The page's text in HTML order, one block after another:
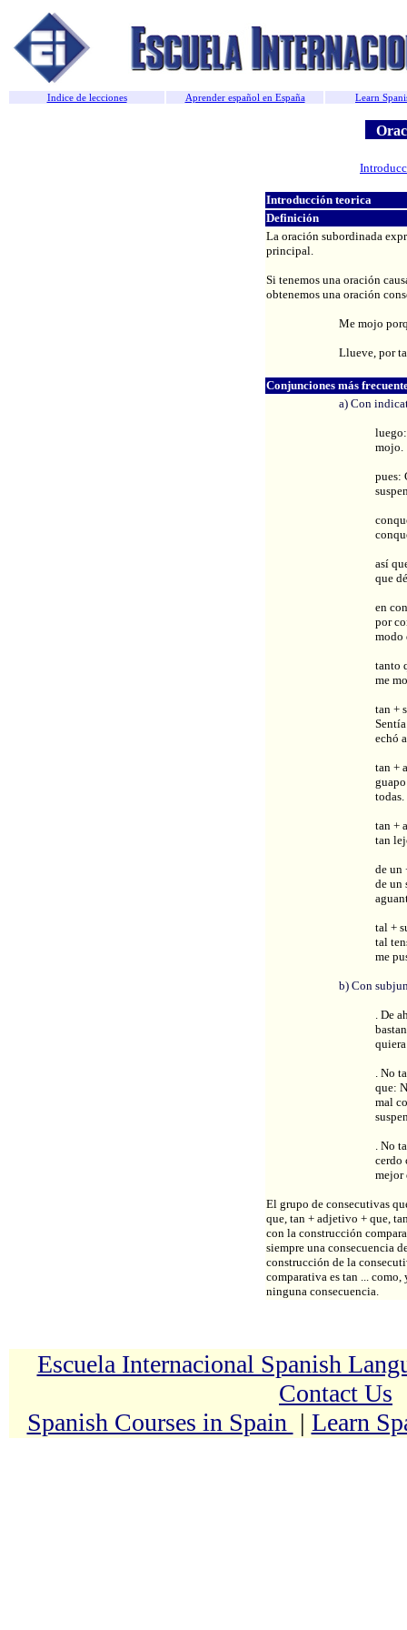
Indice de lecciones Aprender español en España Learn
Introducción teorica
Definición
La oración subordinada
principal.
Si tenemos una oración
obtenemos una oración
Me mojo
Llueve, por
Conjunciones más
a) Con
mojo.
pues:
así
que
en
por
modo
tanto
me
tan +
echó
tan +
todas.
tan +
tan
de un
de un
tal +
tal
me
b) Con
. De
. No
que:
mal
. No
cerdo
mejor
El grupo de consecutivas
que, tan + adjetivo + que,
con la construcción
siempre una consecuencia
construcción de la
comparativa es tan ...
ninguna consecuencia.
Escuela Internacional Spanish
Contact Us
Spanish Courses in Spain | Learn